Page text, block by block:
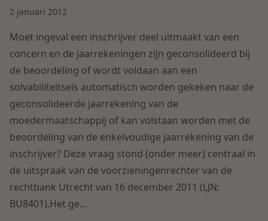
IE & Innovatie
Herstructurering & Insolventie
Zorg & Sociaal domein
Vastgoed
Overheid & Omgeving
Dichtbij de kansen en uitdagingen in de
woningbouw
Lees meer
Internationale partners
Nieuws
Werken bij
Contact
Nederlands
2 januari 2012
Moet ingeval een inschrijver deel uitmaakt van een
concern en de jaarrekeningen zijn geconsolideerd bij
de beoordeling of wordt voldaan aan een
solvabiliteitseis automatisch worden gekeken naar de
geconsolideerde jaarrekening van de
moedermaatschappij of kan volstaan worden met de
beoordeling van de enkelvoudige jaarrekening van de
inschrijver? Deze vraag stond (onder meer) centraal in
de uitspraak van de voorzieningenrechter van de
rechtbank Utrecht van 16 december 2011 (LJN:
BU8401).Het ge...